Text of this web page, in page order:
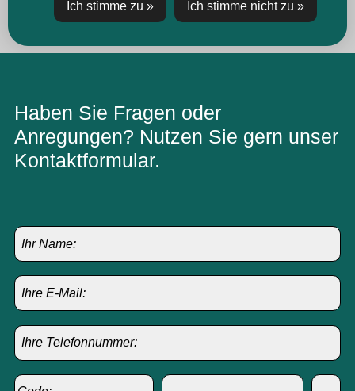
Haben Sie Fragen oder
Anregungen? Nutzen Sie gern unser
Kontaktformular.